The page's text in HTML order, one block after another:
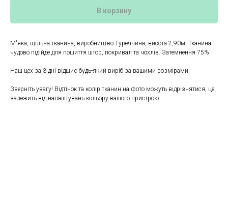
В корзину
М'яка, щільна тканина, виробництво Туреччина, висота 2,90м. Тканина
чудово підійде для пошиття штор, покривал та чохлів. Затемнення 75%
Наш цех за 3 дні відшиє будь-який виріб за вашими розмірами.
Зверніть увагу! Відтінок та колір тканин на фото можуть відрізнятися, це
залежить від налаштувань кольору вашого пристрою.